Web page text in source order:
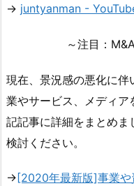
→ juntyanman -
～注目：
現在、景況感の悪化に
業やサービス、メディ
記記事に詳細をまとめ
検討ください。
→ [2020年最新版]事業